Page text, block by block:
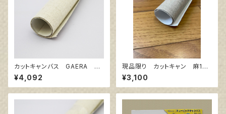
カットキャンバス GAERA F
S20
¥4,092
現品限り カットキャン 麻10
0％ F15 (3枚組)
¥3,100